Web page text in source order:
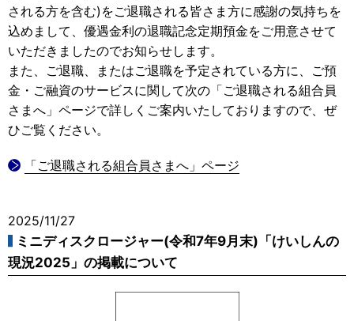
される方を含む)をご退職される皆さま方に感謝の気持ちを
込めまして、優遇金利の退職記念定期預金をご用意させて
いただきましたのでお知らせします。
また、ご退職、またはご退職を予定されている方に、ご預
金・ご融資のサービスに関して次の「ご退職される組合員
さまへ」ページで詳しくご案内いたしておりますので、ぜ
ひご覧ください。
「ご退職される組合員さまへ」ページ
2025/11/27
ミニディスクロージャー(令和7年9月末)「けいしんの
現況2025」の掲載について